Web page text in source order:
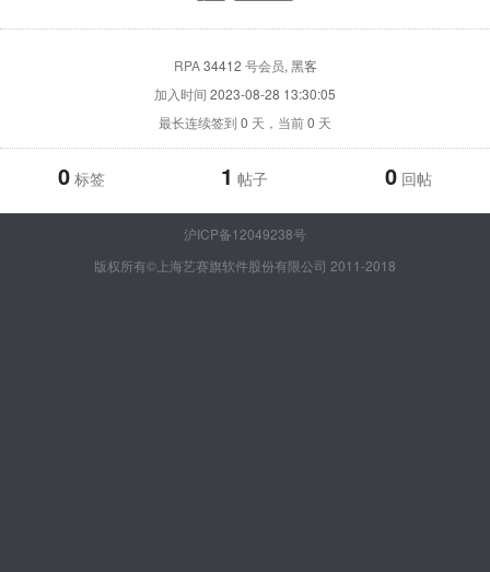
RPA34412 号会员, 黑客
加入时间 2023-08-28 13:30:05
最长连续签到 0 天，当前0 天
0 标签 1 帖子 0 回帖
沪ICP备12049238号
版权所有©上海艺赛旗软件股份有限公司 2011-2018